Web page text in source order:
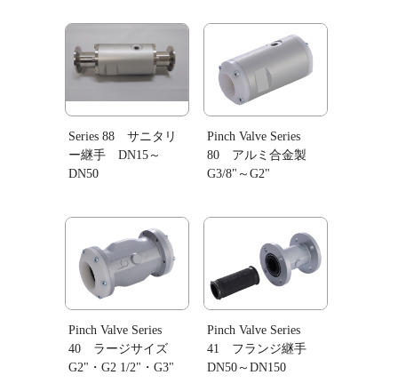
Series 88 サニタリ
ー継手 DN15～
DN50
Pinch Valve Series
80 アルミ合金製
G3/8"～G2"
Pinch Valve Series
40 ラージサイズ
G2"・G2 1/2"・G3"
Pinch Valve Series
41 フランジ継手
DN50～DN150